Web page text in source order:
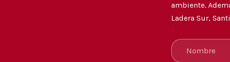
ambiente.
Ladera Sur,